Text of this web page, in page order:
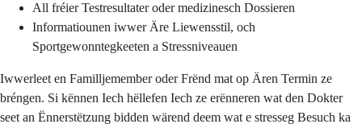
All fréier Testresultater oder medizinesch Dossieren
Informatiounen iwwer Äre Liewensstil, och
Sportgewonntegkeeten a Stressniveauen
Iwwerleet en Familljemember oder Frënd mat op Ären Termin ze
bréngen. Si kënnen Iech hëllefen Iech ze erënneren wat den Dokter
seet an Ënnerstëtzung bidden wärend deem wat e stresseg Besuch ka